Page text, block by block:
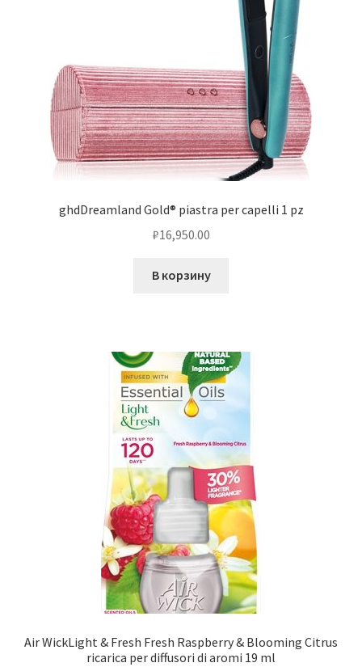
ghdDreamland Gold® piastra per capelli 1 pz
₽16,950.00
В корзину
Air WickLight & Fresh Fresh Raspberry & Blooming Citrus
ricarica per diffusori di aromi 19 ml